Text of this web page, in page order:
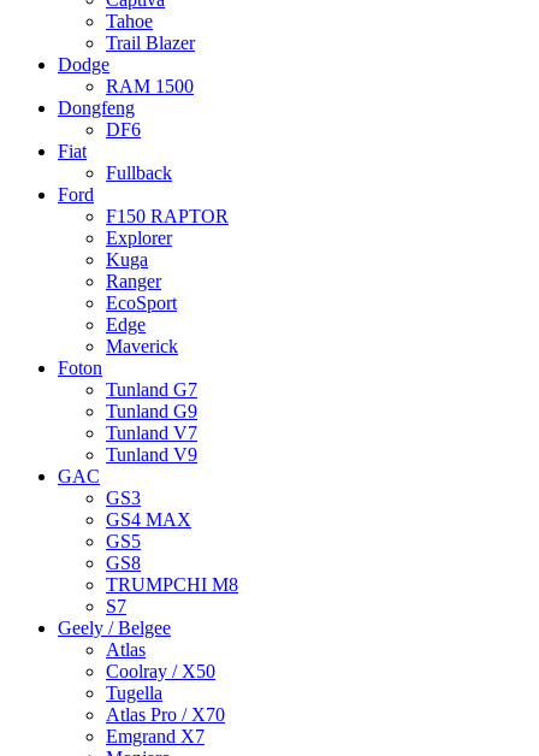
Tahoe
Trail Blazer
Dodge
RAM 1500
Dongfeng
DF6
Fiat
Fullback
Ford
F150 RAPTOR
Explorer
Kuga
Ranger
EcoSport
Edge
Maverick
Foton
Tunland G7
Tunland G9
Tunland V7
Tunland V9
GAC
GS3
GS4 MAX
GS5
GS8
TRUMPCHI M8
S7
Geely / Belgee
Atlas
Coolray / X50
Tugella
Atlas Pro / X70
Emgrand X7